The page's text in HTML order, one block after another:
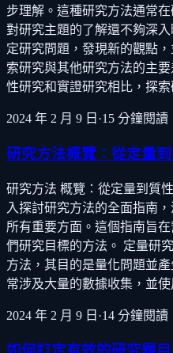
步理解。這種研究方法通常
對研究主題的了解還不夠深
定研究問題，發現新的觀點
索研究與其他研究方法的主
性研究和實證研究相比，探
2024 年 2 月 9 日 ·15 分鐘閱讀
研究方法概覽：從定量
研究方法 概覽：從定量到質
入探討研究方法的全面指南
所有重要方面。這個指南旨
們研究目標的方法。 定量研
方法，其目的是量化問題並
常涉及大量的數據收集，並
2024 年 2 月 9 日 ·14 分鐘閱讀